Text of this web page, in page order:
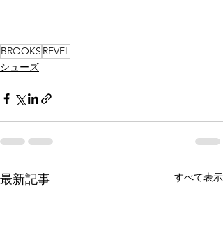
BROOKS REVEL
シューズ
最新記事 すべて表示